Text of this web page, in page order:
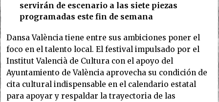
servirán de escenario a las siete piezas
programadas este fin de semana
Dansa València tiene entre sus ambiciones poner el
foco en el talento local. El festival impulsado por el
Institut Valencià de Cultura con el apoyo del
Ayuntamiento de València aprovecha su condición de
cita cultural indispensable en el calendario estatal
para apoyar y respaldar la trayectoria de las